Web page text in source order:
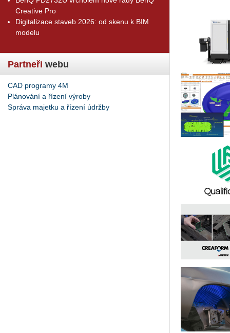
Creative Pro
Digitalizace staveb 2026: od skenu k BIM
modelu
Partneři webu
CAD programy 4M
Plánování a řízení výroby
Správa majetku a řízení údržby